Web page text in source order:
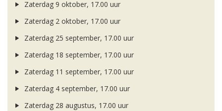
Zaterdag 9 oktober, 17.00 uur
Zaterdag 2 oktober, 17.00 uur
Zaterdag 25 september, 17.00 uur
Zaterdag 18 september, 17.00 uur
Zaterdag 11 september, 17.00 uur
Zaterdag 4 september, 17.00 uur
Zaterdag 28 augustus, 17.00 uur